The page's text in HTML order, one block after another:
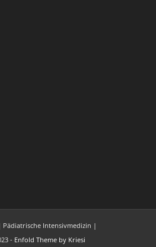
Intensivmedizin |
- Enfold Theme by Kriesi